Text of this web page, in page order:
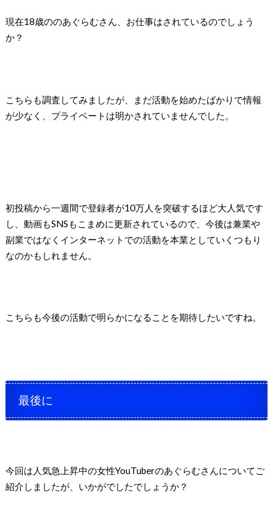
現在18歳ののあぐらむさん、お仕事はされているのでしょう
か？
こちらも調査してみましたが、まだ活動を始めたばかりで情報
が少なく、プライベートは明かされていませんでした。
初投稿から一週間で登録者が10万人を突破するほど大人気です
し、動画もSNSもこまめに更新されているので、今後は兼業や
副業ではなくインターネットでの活動を本業としていくつもり
なのかもしれません。
こちらも今後の活動で明らかになることを期待したいですね。
最後に
今回は人気急上昇中の女性YouTuberのあぐらむさんについてご
紹介しましたが、いかがでしたでしょうか？